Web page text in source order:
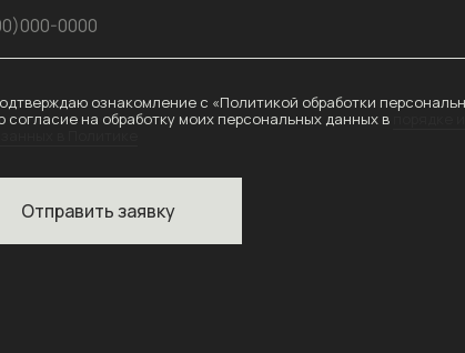
0000
ознакомление с «Политикой обработки
согласие на обработку моих персональных данных в
Отправить заявку